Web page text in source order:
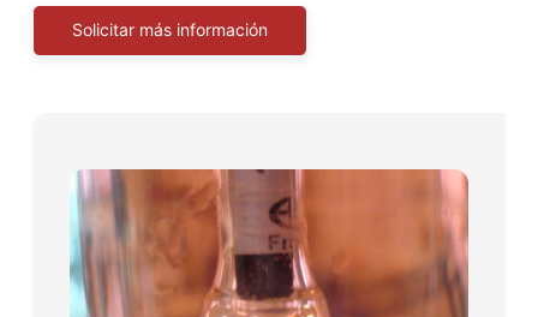
Solicitar más información